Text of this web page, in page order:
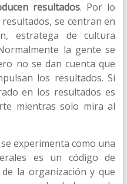
resultados. Por lo
se centran en
estratega de cultura
la gente se
no se dan cuenta que
los resultados. Si
en los resultados es
mientras solo mira al
experimenta como una
es un código de
la organización y que